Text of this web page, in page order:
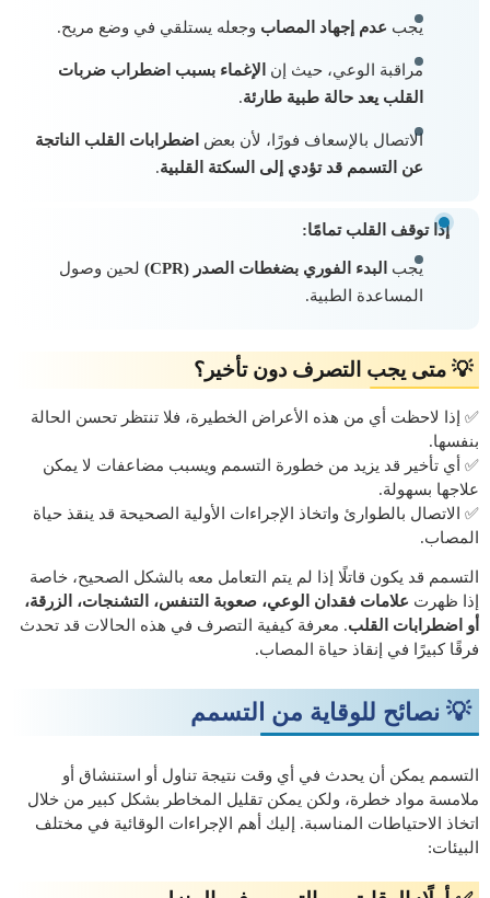
يجب عدم إجهاد المصاب وجعله يستلقي في وضع مريح.
مراقبة الوعي، حيث إن
الإغماء بسبب اضطراب ضربات
القلب يعد حالة طبية طارئة.
الاتصال بالإسعاف فورًا، لأن بعض اضطرابات القلب الناتجة
عن التسمم قد تؤدي إلى السكتة القلبية.
إذا توقف القلب تمامًا:
يجب البدء الفوري بضغطات الصدر (CPR)
لحين وصول
المساعدة الطبية.
💡 متى يجب التصرف دون تأخير؟
✅ إذا لاحظت أي من هذه الأعراض الخطيرة، فلا تنتظر تحسن الحالة
بنفسها.
✅ أي تأخير قد يزيد من خطورة التسمم ويسبب مضاعفات لا يمكن
علاجها بسهولة.
✅ الاتصال بالطوارئ واتخاذ الإجراءات الأولية الصحيحة قد ينقذ حياة
المصاب.
التسمم قد يكون قاتلًا إذا لم يتم التعامل معه بالشكل الصحيح، خاصة
إذا ظهرت علامات فقدان الوعي، صعوبة التنفس، التشنجات، الزرقة،
أو اضطرابات القلب. معرفة كيفية التصرف في هذه الحالات قد تحدث
فرقًا كبيرًا في إنقاذ حياة المصاب.
💡 نصائح للوقاية من التسمم
التسمم يمكن أن يحدث في أي وقت نتيجة تناول أو استنشاق أو
ملامسة مواد خطرة، ولكن يمكن تقليل المخاطر بشكل كبير من خلال
اتخاذ الاحتياطات المناسبة. إليك أهم الإجراءات الوقائية في مختلف
البيئات: